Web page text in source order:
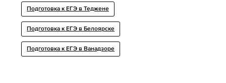
Подготовка к ЕГЭ в Теджене
Подготовка к ЕГЭ в Белоярске
Подготовка к ЕГЭ в Ванадзоре